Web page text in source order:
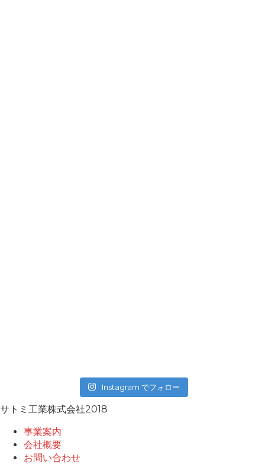
Instagram でフォロー
サトミ工業株式会社2018
事業案内
会社概要
お問い合わせ